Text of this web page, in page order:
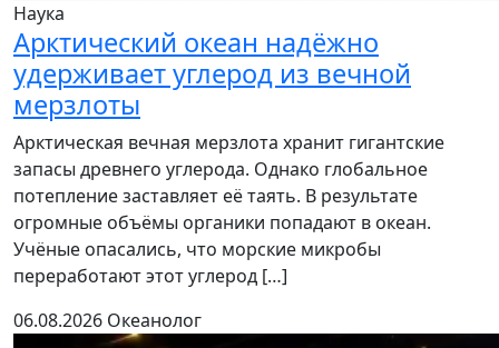
Наука
Арктический океан надёжно
удерживает углерод из вечной
мерзлоты
Арктическая вечная мерзлота хранит гигантские
запасы древнего углерода. Однако глобальное
потепление заставляет её таять. В результате
огромные объёмы органики попадают в океан.
Учёные опасались, что морские микробы
переработают этот углерод […]
06.08.2026 Океанолог